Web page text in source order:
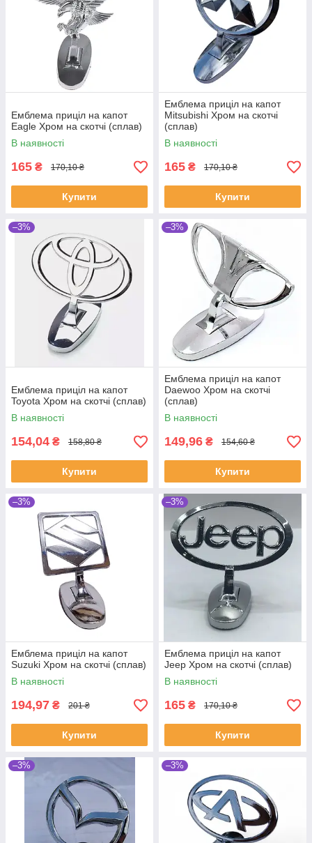
Емблема приціл на капот
Eagle Хром на скотчі (сплав)
В наявності
165 ₴ 170,10 ₴
Купити
Емблема приціл на капот
Mitsubishi Хром на скотчі
(сплав)
В наявності
165 ₴ 170,10 ₴
Купити
–3%
Емблема приціл на капот
Toyota Хром на скотчі (сплав)
В наявності
154,04 ₴ 158,80 ₴
Купити
–3%
Емблема приціл на капот
Daewoo Хром на скотчі
(сплав)
В наявності
149,96 ₴ 154,60 ₴
Купити
–3%
Емблема приціл на капот
Suzuki Хром на скотчі (сплав)
В наявності
194,97 ₴ 201 ₴
Купити
–3%
Емблема приціл на капот
Jeep Хром на скотчі (сплав)
В наявності
165 ₴ 170,10 ₴
Купити
–3% –3%